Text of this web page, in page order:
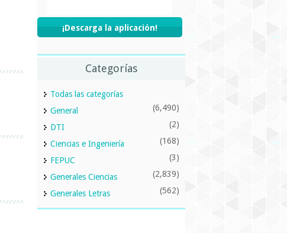
¡Descarga la aplicación!
Categorías
Todas las categorías
General
(6,490)
DTI (2)
Ciencias e Ingeniería (168)
FEPUC (3)
Generales Ciencias (2,839)
Generales Letras (562)